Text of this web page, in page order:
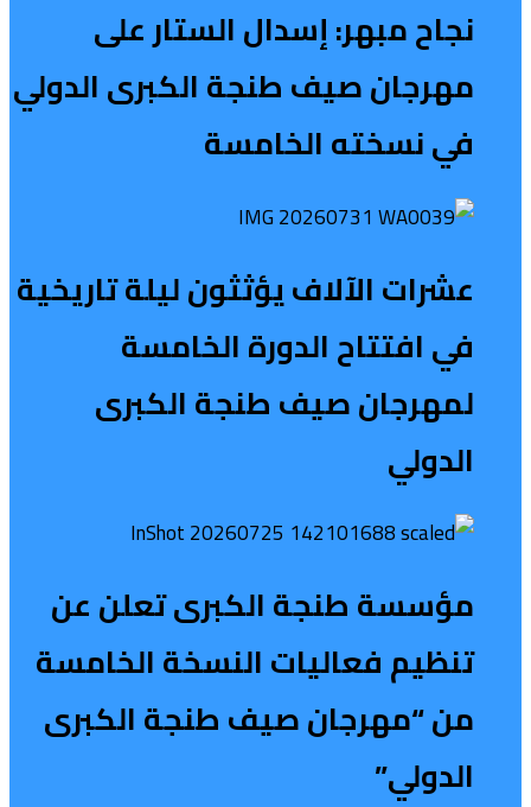
نجاح مبهر: إسدال الستار على
مهرجان صيف طنجة الكبرى الدولي
في نسخته الخامسة
عشرات الآلاف يؤثثون ليلة تاريخية
في افتتاح الدورة الخامسة
لمهرجان صيف طنجة الكبرى
الدولي
مؤسسة طنجة الكبرى تعلن عن
تنظيم فعاليات النسخة الخامسة
من “مهرجان صيف طنجة الكبرى
الدولي”